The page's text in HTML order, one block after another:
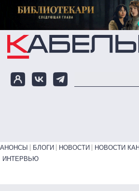
Перейти к основному содержанию
Primary links bottom
АНОНСЫ БЛОГИ НОВОСТИ НОВОСТИ
ИНТЕРВЬЮ